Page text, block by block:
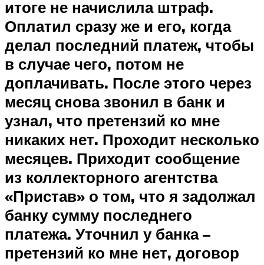
итоге не начислила штраф.
Оплатил сразу же и его, когда
делал последний платеж, чтобы
в случае чего, потом не
доплачивать. После этого через
месяц снова звонил в банк и
узнал, что претензий ко мне
никаких нет. Проходит несколько
месяцев. Приходит сообщение
из коллекторного агентства
«Пристав» о том, что я задолжал
банку сумму последнего
платежа. Уточнил у банка –
претензий ко мне нет, договор